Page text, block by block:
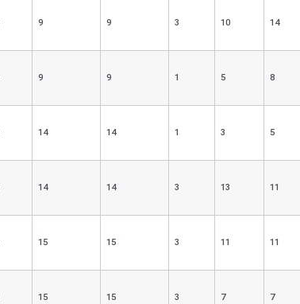
9 9 3 10 14
9 9 1 5 8
14 14 1 3 5
14 14 3 13 11
15 15 3 11 11
15 15 3 7 7